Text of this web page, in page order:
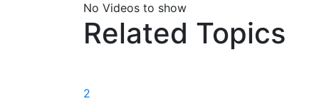
No Videos to show
Related Topics
2